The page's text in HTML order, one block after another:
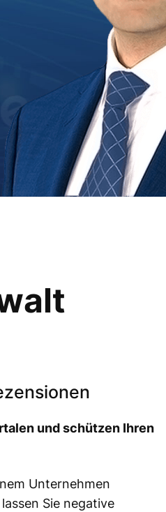
und schützen Ihren
Unternehmen
Sie negative